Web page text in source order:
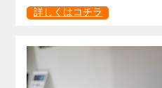
詳しくはコチラ